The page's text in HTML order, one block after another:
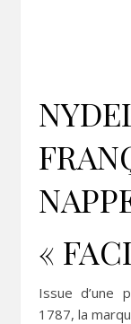
«
Issue d’une première implantation industrielle en
1787, la